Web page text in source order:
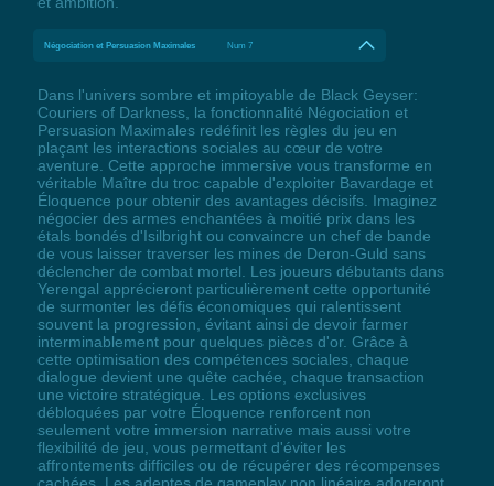
Négociation et Persuasion Maximales Num 7
Dans l'univers sombre et impitoyable de Black Geyser:
Couriers of Darkness, la fonctionnalité Négociation et
Persuasion Maximales redéfinit les règles du jeu en
plaçant les interactions sociales au cœur de votre
aventure. Cette approche immersive vous transforme en
véritable Maître du troc capable d'exploiter Bavardage et
Éloquence pour obtenir des avantages décisifs. Imaginez
négocier des armes enchantées à moitié prix dans les
étals bondés d'Isilbright ou convaincre un chef de bande
de vous laisser traverser les mines de Deron-Guld sans
déclencher de combat mortel. Les joueurs débutants dans
Yerengal apprécieront particulièrement cette opportunité
de surmonter les défis économiques qui ralentissent
souvent la progression, évitant ainsi de devoir farmer
interminablement pour quelques pièces d'or. Grâce à
cette optimisation des compétences sociales, chaque
dialogue devient une quête cachée, chaque transaction
une victoire stratégique. Les options exclusives
débloquées par votre Éloquence renforcent non
seulement votre immersion narrative mais aussi votre
flexibilité de jeu, vous permettant d'éviter les
affrontements difficiles ou de récupérer des récompenses